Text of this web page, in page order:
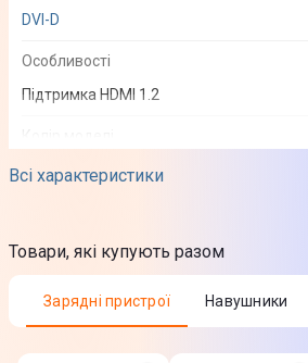
Всі характеристики
DVI-D
Особливості
Підтримка HDMI 1.2
Чорний
Товар може відрізнятись від
характеристики та комплектація
виробником. Подробиці уточнюйте у
Товари, які купують разом
Зарядні пристрої Навушники